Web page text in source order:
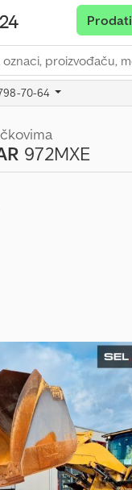
Prodati
70-64
972MXE